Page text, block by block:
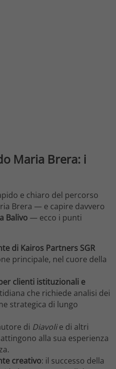
Maria Brera: i
e chiaro del percorso
Brera — e capire davvero
Balivo— ecco i punti
di Kairos Partners SGR
principale, nel cuore della
clienti istituzionali e
che richiede analisi dei
strategica di lungo
di Diavolie di altri
alla sua esperienza
creativo: il successo della